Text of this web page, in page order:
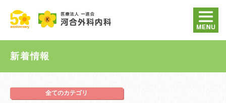
新着情報
全てのカテゴリ